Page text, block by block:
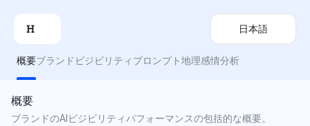
日本語
概要ブランドビジビリティ プロンプト地理感情分析
概要
ブランドのAIビジビリティパフォーマンスの包括的な概要。